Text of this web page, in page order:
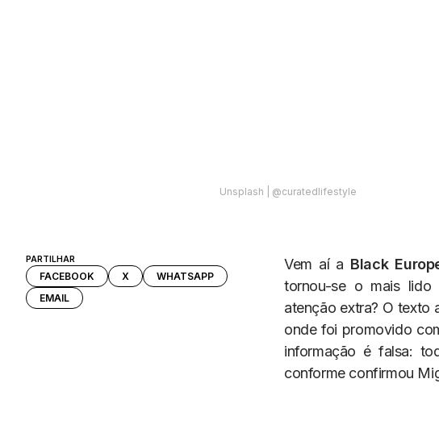
Unsplash | @curatedlifestyle
PARTILHAR
FACEBOOK X
WHATSAPP
EMAIL
Vem aí a Black
tornou-se o mais lido
atenção extra? O texto
onde foi promovido
informação é falsa:
conforme confirmou